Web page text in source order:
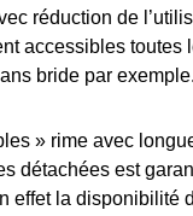
réduction de
accessibles toutes
bride par exemple.
» rime avec
détachées est
effet la